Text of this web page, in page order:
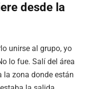
desde la
unirse al grupo, yo
lo fue. Salí del área
la zona donde están